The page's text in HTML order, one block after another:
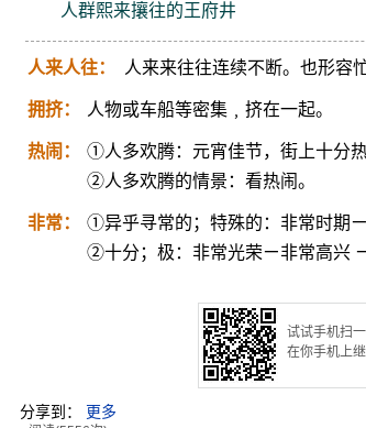
人群熙来攘往的王府井
人来人往： 人来来往往连续不断。也形容
拥挤： 人物或车船等密集﹐挤在一起。
热闹：
①人多欢腾：元宵佳节，街上十分热
②人多欢腾的情景：看热闹。
非常：
①异乎寻常的；特殊的：非常时期ㄧ
②十分；极：非常光荣ㄧ非常高兴
试试手机扫
在你手机上
分享到： 更多